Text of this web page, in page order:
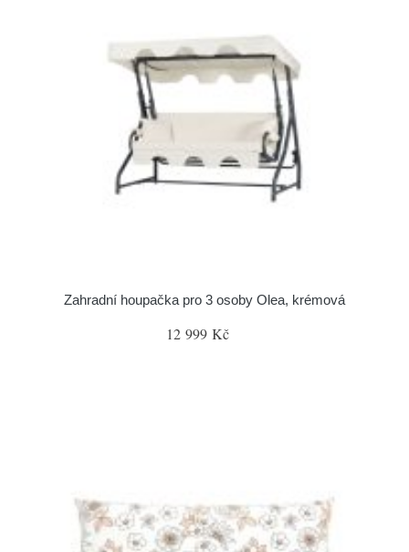
Zahradní houpačka pro 3 osoby Olea, krémová
12 999 Kč